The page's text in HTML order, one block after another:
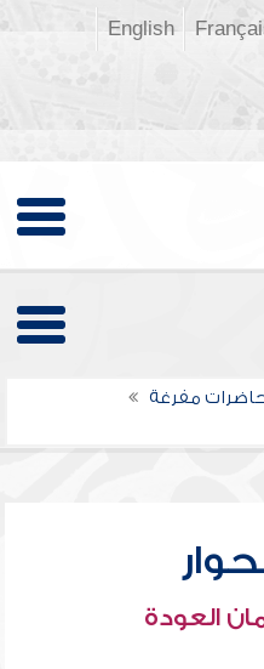
English
مفرغة
العودة